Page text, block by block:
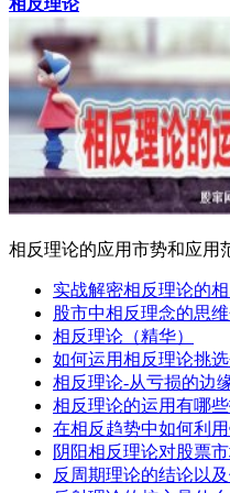
相反理论的应用市势和应用
实战解密相反理论的
股市中相反理念的思
相反理论（精华）
如何运用相反理论挑
相反理论-从亏损的边
相反理论的运用有哪
在相反趋势中如何利
阴阳相反理论对股票
反周期理论的结论以